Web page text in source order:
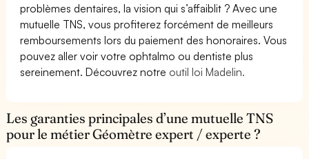
problèmes dentaires, la vision qui s’affaiblit ? Avec une
mutuelle TNS, vous profiterez forcément de meilleurs
remboursements lors du paiement des honoraires. Vous
pouvez aller voir votre ophtalmo ou dentiste plus
sereinement. Découvrez notre outil loi Madelin.
Les garanties principales d’une mutuelle TNS
pour le métier Géomètre expert / experte ?